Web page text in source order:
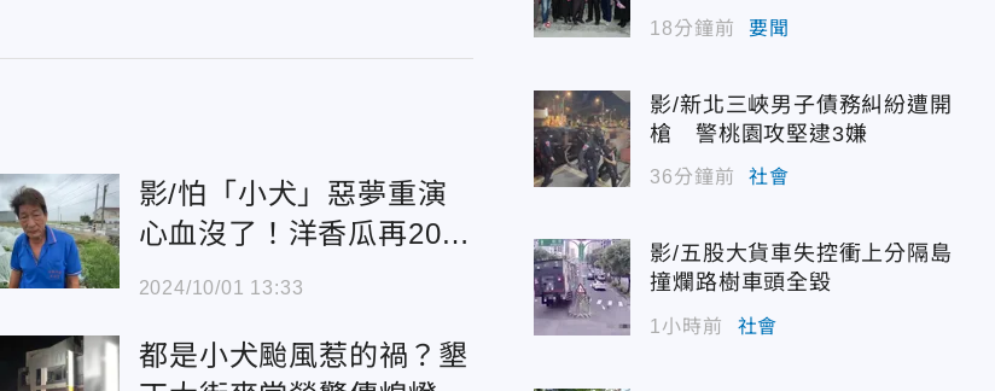
影/怕「小犬」惡夢重演
心血沒了！洋香瓜再20天
收成 瓜農趕緊加固
2024/10/01 13:33
都是小犬颱風惹的禍？墾
援會
18分鐘前 要聞
影/新北三峽男子債務糾紛遭開
槍 警桃園攻堅逮3嫌
36分鐘前 社會
影/五股大貨車失控衝上分隔島
撞爛路樹車頭全毀
1小時前 社會